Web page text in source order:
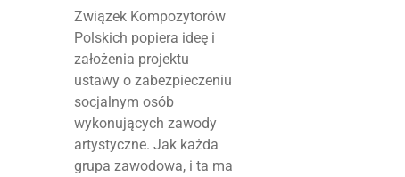
Związek Kompozytorów
Polskich popiera ideę i
założenia projektu
ustawy o zabezpieczeniu
socjalnym osób
wykonujących zawody
artystyczne. Jak każda
grupa zawodowa, i ta ma